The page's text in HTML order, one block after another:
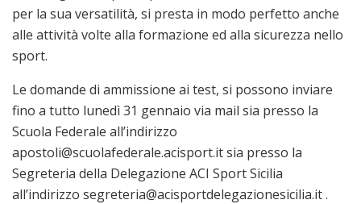
per la sua versatilità, si presta in modo perfetto anche
alle attività volte alla formazione ed alla sicurezza nello
sport.
Le domande di ammissione ai test, si possono inviare
fino a tutto lunedì 31 gennaio via mail sia presso la
Scuola Federale all’indirizzo
apostoli@scuolafederale.acisport.it sia presso la
Segreteria della Delegazione ACI Sport Sicilia
all’indirizzo segreteria@acisportdelegazionesicilia.it .